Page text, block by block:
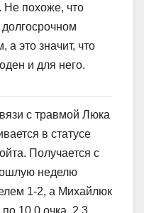
похоже, что
а это значит, что
и для него.
с травмой Люка
в статусе
Получается с
неделю
1-2, а Михайлюк